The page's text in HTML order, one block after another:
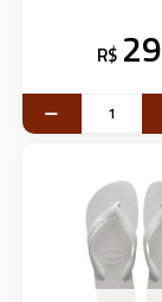
R$ 29